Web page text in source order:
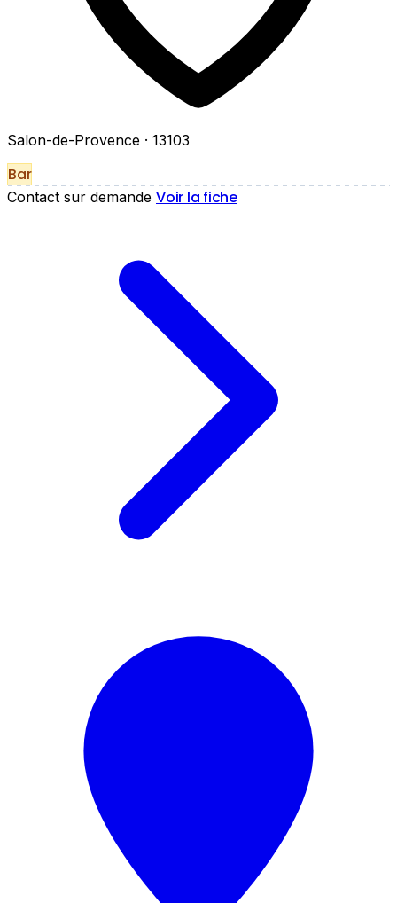
Salon-de-Provence · 13103
Bar
Contact sur demande Voir la fiche